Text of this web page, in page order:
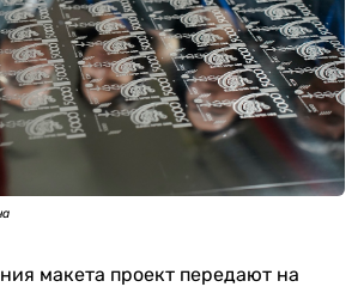
макета проект передают на